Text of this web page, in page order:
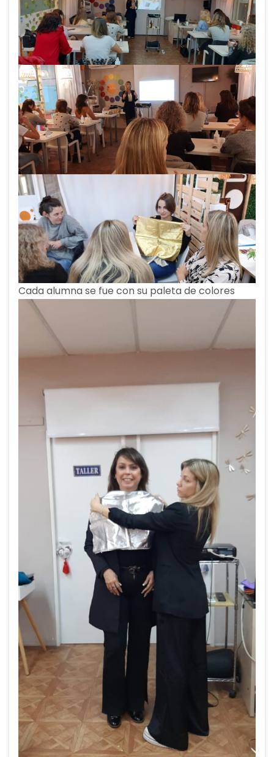
Cada alumna se fue con su paleta de colores